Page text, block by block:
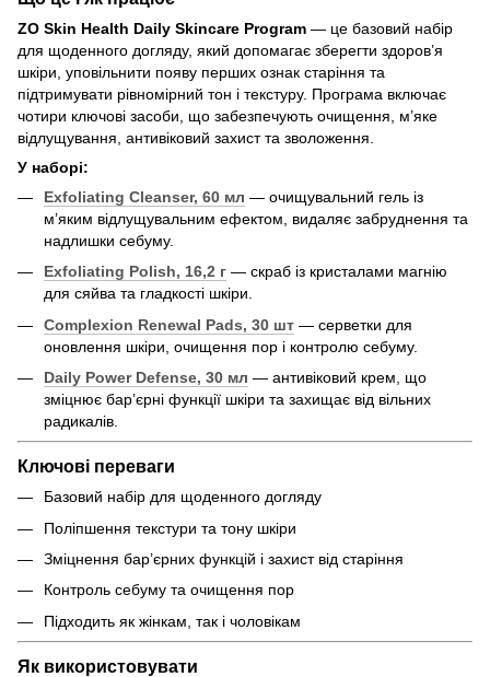
ZO Skin Health Daily Skincare Program — це базовий набір
для щоденного догляду, який допомагає зберегти здоров’я
шкіри, уповільнити появу перших ознак старіння та
підтримувати рівномірний тон і текстуру. Програма включає
чотири ключові засоби, що забезпечують очищення, м’яке
відлущування, антивіковий захист та зволоження.
У наборі:
Exfoliating Cleanser, 60 мл — очищувальний гель із
м’яким відлущувальним ефектом, видаляє забруднення та
надлишки себуму.
Exfoliating Polish, 16,2 г — скраб із кристалами магнію
для сяйва та гладкості шкіри.
Complexion Renewal Pads, 30 шт — серветки для
оновлення шкіри, очищення пор і контролю себуму.
Daily Power Defense, 30 мл — антивіковий крем, що
зміцнює бар’єрні функції шкіри та захищає від вільних
радикалів.
Ключові переваги
Базовий набір для щоденного догляду
Поліпшення текстури та тону шкіри
Зміцнення бар’єрних функцій і захист від старіння
Контроль себуму та очищення пор
Підходить як жінкам, так і чоловікам
Як використовувати